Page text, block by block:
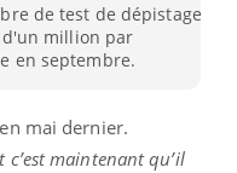
de test de dépistage
million par
en septembre.
mai dernier.
maintenant qu’il